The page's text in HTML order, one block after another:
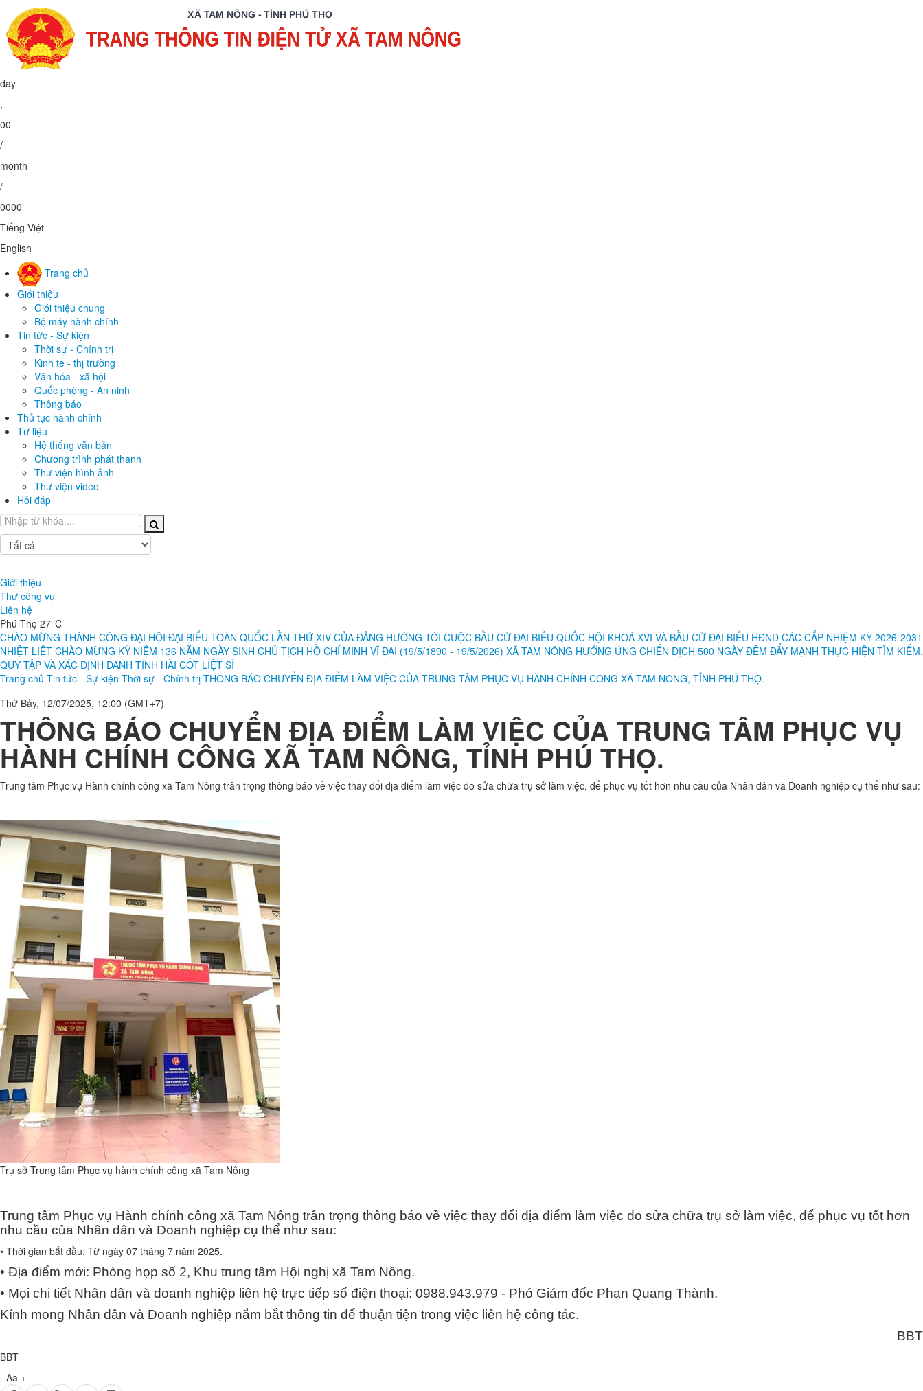
Thứ Bảy
,
08
/
08
/
2026
Tiếng Việt
English
Trang chủ
Giới thiệu
Giới thiệu chung
Bộ máy hành chính
Tin tức - Sự kiện
Thời sự - Chính trị
Kinh tế - thị trường
Văn hóa - xã hội
Quốc phòng - An ninh
Thông báo
Thủ tục hành chính
Tư liệu
Hệ thống văn bản
Chương trình phát thanh
Thư viện hình ảnh
Thư viện video
Hỏi đáp
Tất cả
Tin tức
Tài liệu
Phát thanh
Giới thiệu
Thư công vụ
Liên hệ
CHÀO MỪNG THÀNH CÔNG ĐẠI HỘI ĐẠI BIỂU TOÀN QUỐC LẦN THỨ XIV CỦA ĐẢNG
NHIỆT LIỆT CHÀO MỪNG KỶ NIỆM 136 NĂM NGÀY SINH CHỦ TỊCH HỒ CHÍ MINH VĨ ĐẠI (19/5/1890 - 19/5/2026) XÃ TAM NÔNG HƯỞNG ỨNG CHIẾN DỊCH 500 NGÀY ĐÊM ĐẨY MẠNH THỰC HIỆN TÌM KIẾM,
QUY TẬP VÀ XÁC ĐỊNH DANH TÍNH HÀI CỐT LIỆT SĨ
Trang chủ Tin tức - Sự kiện Thời sự - Chính trị THÔNG BÁO CHUYỂN ĐỊA ĐIỂM LÀM VIỆC CỦA TRUNG TÂM PHỤC VỤ HÀNH CHÍNH CÔNG XÃ TAM NÔNG, TỈNH PHÚ THỌ.
Thứ Bảy, 12/07/2025, 12:00 (GMT+7)
THÔNG BÁO CHUYỂN ĐỊA ĐIỂM LÀM VIỆC CỦA TRUNG TÂM PHỤC VỤ
HÀNH CHÍNH CÔNG XÃ TAM NÔNG, TỈNH PHÚ THỌ.
Trung tâm Phục vụ Hành chính công xã Tam Nông trân trọng thông báo về việc thay đổi địa điểm làm việc do sửa chữa trụ sở làm việc, để phục vụ tốt hơn nhu cầu của Nhân dân và Doanh nghiệp cụ thể như sau:
Trụ sở Trung tâm Phục vụ hành chính công xã Tam Nông
Trung tâm Phục vụ Hành chính công xã Tam Nông trân trọng thông báo về việc thay đổi địa điểm làm việc do sửa chữa trụ sở làm việc, để phục vụ tốt hơn
nhu cầu của Nhân dân và Doanh nghiệp cụ thể như sau:
• Thời gian bắt đầu: Từ ngày 07 tháng 7 năm 2025.
• Mọi chi tiết Nhân dân và doanh nghiệp liên hệ trực tiếp số điện thoại: 0988.943.979 - Phó Giám đốc Phan Quang Thành.
Kính mong Nhân dân và Doanh nghiệp nắm bắt thông tin để thuận tiện trong việc liên hệ công tác.